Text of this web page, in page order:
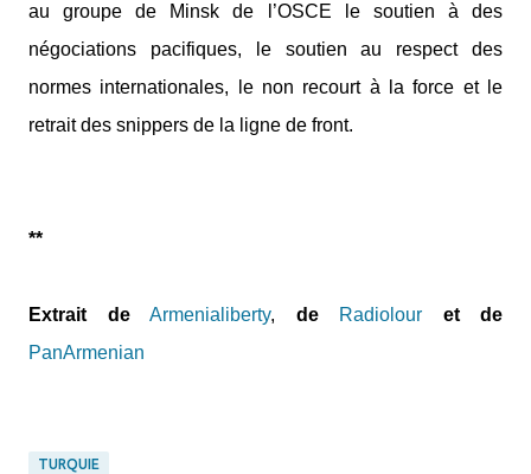
au groupe de Minsk de l’OSCE le soutien à des
négociations pacifiques, le soutien au respect des
normes internationales, le non recourt à la force et le
retrait des snippers de la ligne de front.
**
Extrait de Armenialiberty, de Radiolour
et de
PanArmenian
TURQUIE